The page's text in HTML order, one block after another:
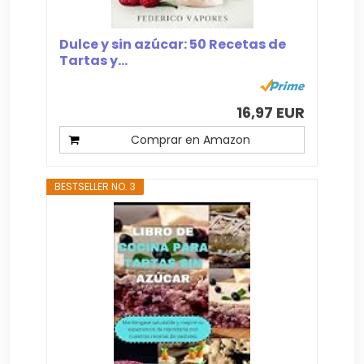
Dulce y sin azúcar: 50 Recetas de
Tartas y...
16,97 EUR
Comprar en Amazon
BESTSELLER NO. 3